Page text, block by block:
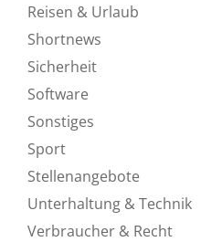
Reisen & Urlaub
Shortnews
Sicherheit
Software
Sonstiges
Sport
Stellenangebote
Unterhaltung & Technik
Verbraucher & Recht